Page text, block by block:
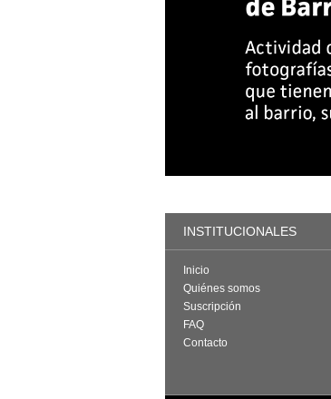
INSTITUCIONALES
Inicio
Quiénes somos
Suscripción
FAQ
Contacto